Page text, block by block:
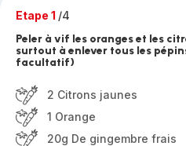
Etape 1 /4
Peler à vif les oranges et les
surtout à enlever tous les
facultatif)
2 Citrons jaunes
1 Orange
20g De gingembre frais